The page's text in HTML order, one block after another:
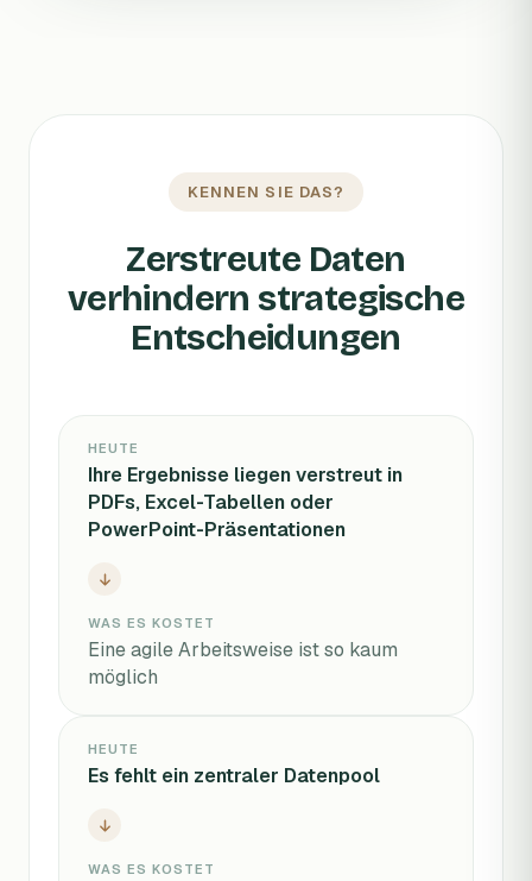
KENNEN SIE DAS?
Zerstreute Daten
verhindern strategische
Entscheidungen
HEUTE
Ihre Ergebnisse liegen verstreut in
PDFs, Excel-Tabellen oder
PowerPoint-Präsentationen
WAS ES KOSTET
Eine agile Arbeitsweise ist so kaum
möglich
HEUTE
Es fehlt ein zentraler Datenpool
WAS ES KOSTET